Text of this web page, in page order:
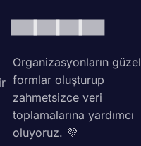
Organizasyonların güzel
formlar oluşturup
zahmetsizce veri
toplamalarına yardımcı
oluyoruz. 💜